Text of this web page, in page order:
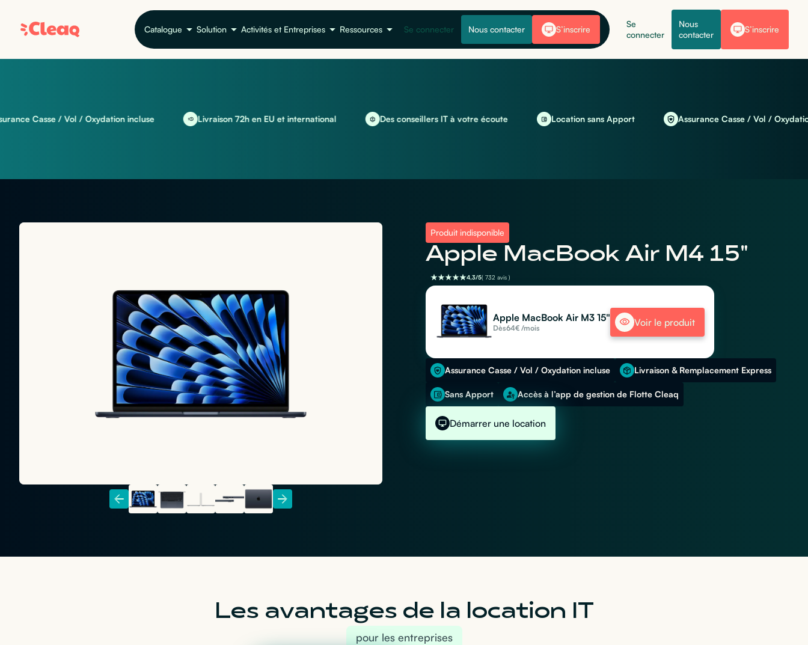
Catalogue Solution Activités et Entreprises Ressources Se connecter Nous contacter S’inscrire
Se
connecter
Nous
contacter
S’inscrire
/ Vol / Oxydation incluse Livraison 72h en EU et international Des conseillers IT à votre écoute Location sans Apport Assurance Casse / Vol / Oxydation
Produit indisponible
Apple MacBook Air M4 15"
4,3/5( 732 avis )
Apple MacBook Air M3 15"
Dès64€ /mois Voir le produit
Assurance Casse / Vol / Oxydation incluse Livraison & Remplacement Express
Sans Apport Accès à l’app de gestion de Flotte Cleaq
Démarrer une location
Les avantages de la location IT
pour les entreprises